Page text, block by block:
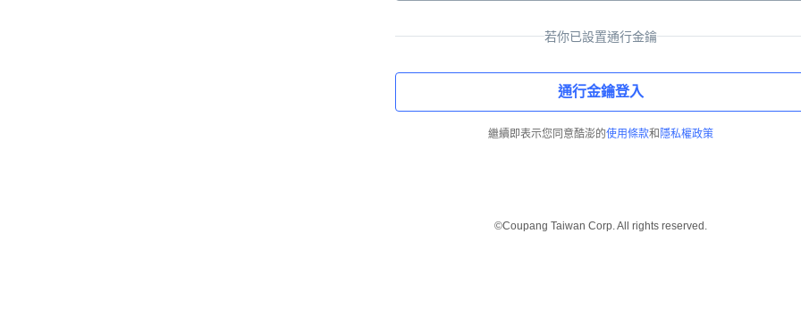
若你已設置通行金鑰
通行金鑰登入
繼續即表示您同意酷澎的使用條款和 隱私權政策
©Coupang Taiwan Corp. All rights reserved.